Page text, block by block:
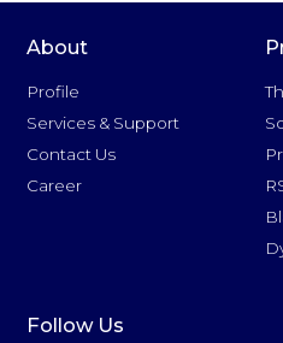
About
Profile
Services & Support
Contact Us
Career
Follow Us